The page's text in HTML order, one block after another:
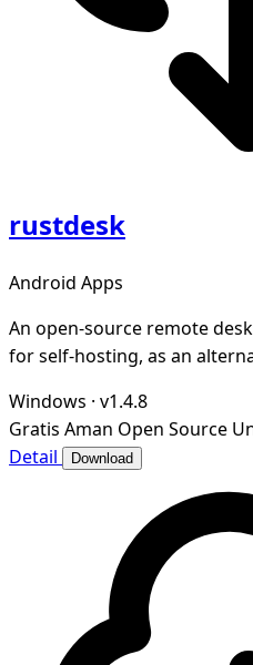
rustdesk
Android Apps
An open-source remote
for self-hosting, as an
Windows · v1.4.8
Gratis Aman Open Source
Detail
Download